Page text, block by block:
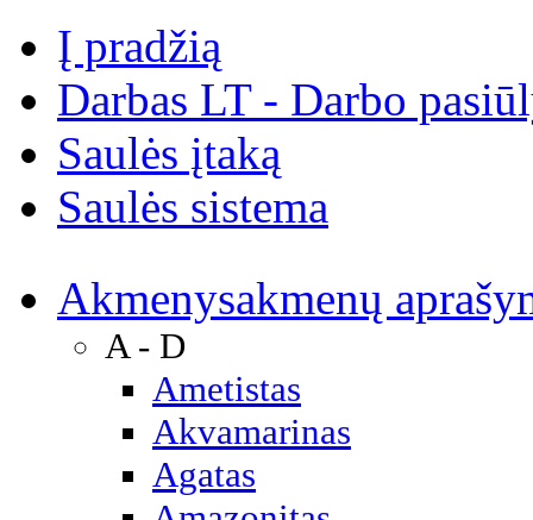
Į pradžią
Darbas LT - Darbo
Saulės įtaką
Saulės sistema
Akmenysakmenų
A - D
Ametistas
Akvamarinas
Agatas